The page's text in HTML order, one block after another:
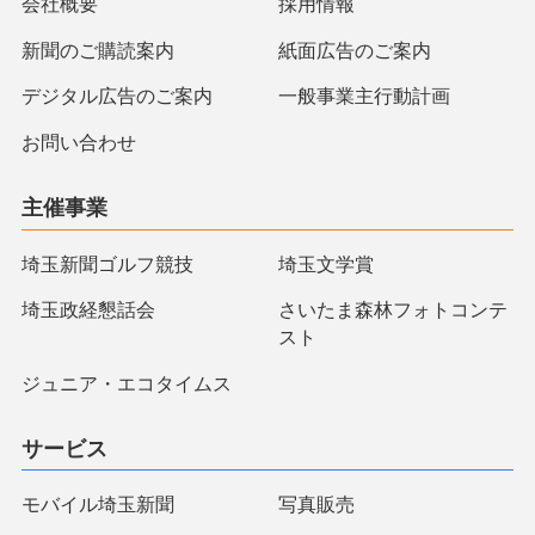
会社概要 採用情報
新聞のご購読案内 紙面広告のご案内
デジタル広告のご案内 一般事業主行動計画
お問い合わせ
主催事業
埼玉新聞ゴルフ競技 埼玉文学賞
埼玉政経懇話会
さいたま森林フォトコンテ
スト
ジュニア・エコタイムス
サービス
モバイル埼玉新聞 写真販売